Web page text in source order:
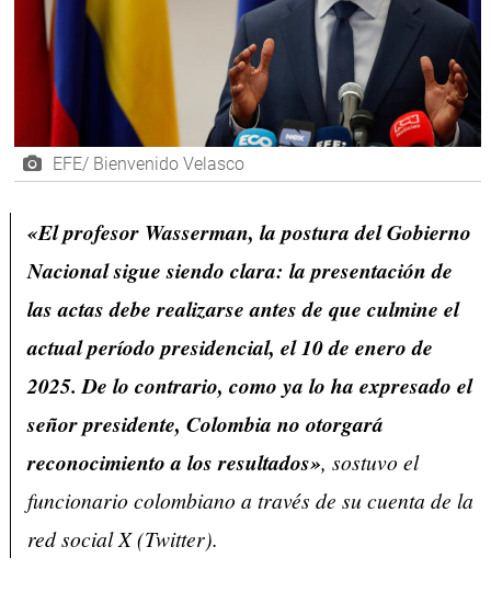
EFE/ Bienvenido Velasco
«El profesor Wasserman, la postura del Gobierno
Nacional sigue siendo clara: la presentación de
las actas debe realizarse antes de que culmine el
actual período presidencial, el 10 de enero de
2025. De lo contrario, como ya lo ha expresado el
señor presidente, Colombia no otorgará
reconocimiento a los resultados», sostuvo el
funcionario colombiano a través de su cuenta de la
red social X (Twitter).